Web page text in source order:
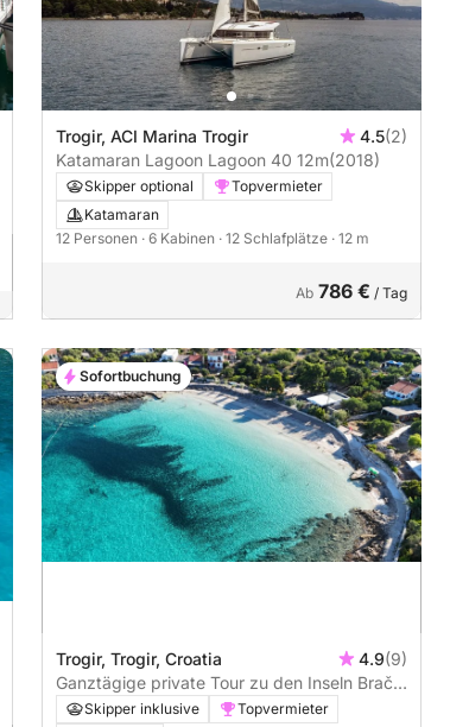
Trogir, ACI Marina Trogir 4.5(2)
Katamaran Lagoon Lagoon 40 12m(2018)
Skipper optional
Topvermieter
Katamaran
12 Personen · 6 Kabinen · 12 Schlafplätze · 12 m
Ab 786 € / Tag
Trogir, Trogir, Croatia 4.9(9)
Ganztägige private Tour zu den Inseln Brač,
Šolta und der Blauen Lagune
Skipper inklusive
Topvermieter
Sofortbuchung